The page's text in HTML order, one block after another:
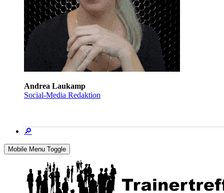
Andrea Laukamp
Social-Media Redaktion
🔎
Mobile Menu Toggle